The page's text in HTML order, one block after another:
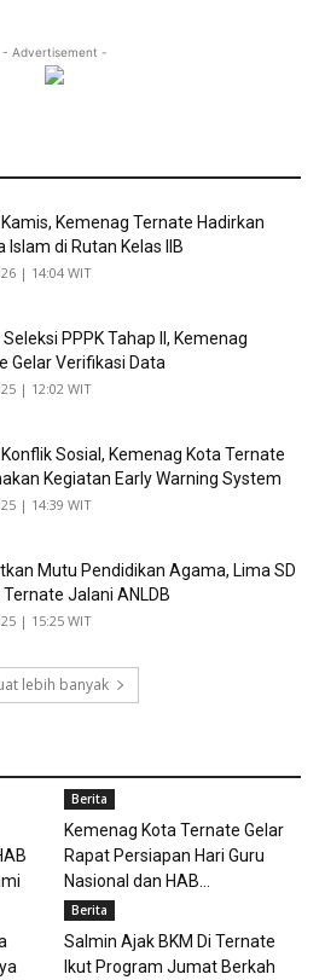
- Advertisement -
Kemenag Ternate Hadirkan
Islam di Rutan Kelas IIB
| 14:04 WIT
PPPK Tahap II, Kemenag
Gelar Verifikasi Data
| 12:02 WIT
Sosial, Kemenag Kota Ternate
Kegiatan Early Warning System
| 14:39 WIT
Mutu Pendidikan Agama, Lima SD
Ternate Jalani ANLDB
| 15:25 WIT
lebih banyak
Berita
Kemenag Kota Ternate Gelar
Rapat Persiapan Hari Guru
Nasional dan HAB...
Berita
Salmin Ajak BKM Di Ternate
Ikut Program Jumat Berkah